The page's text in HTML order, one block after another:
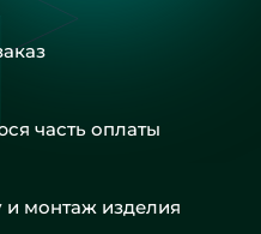
часть оплаты
монтаж изделия